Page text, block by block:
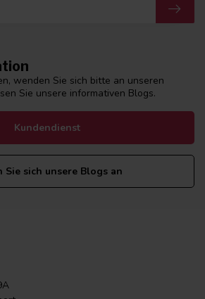
wenden Sie sich bitte an unseren
Sie unsere informativen Blogs.
Kundendienst
Sie sich unsere Blogs an